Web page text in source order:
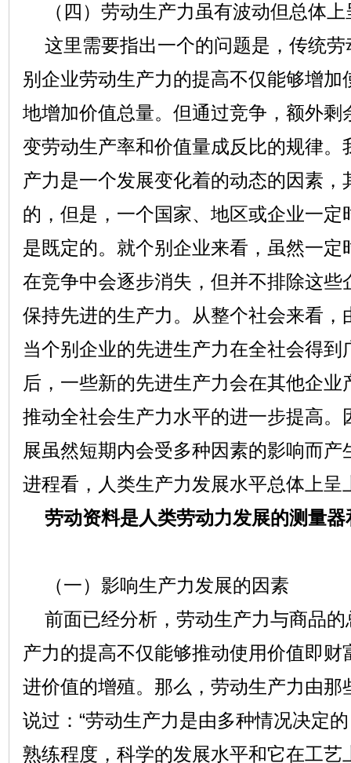
（四）劳动生产力虽有波动但总体上
这里需要指出一个的问题是，传统劳
别企业劳动生产力的提高不仅能够增加
地增加价值总量。但通过竞争，额外剩
变劳动生产率和价值量成反比的规律。
产力是一个发展变化着的动态的因素，
的，但是，一个国家、地区或企业一定
是既定的。就个别企业来看，虽然一定
在竞争中会逐步消失，但并不排除这些
保持先进的生产力。从整个社会来看，
当个别企业的先进生产力在全社会得到
后，一些新的先进生产力会在其他企
推动全社会生产力水平的进一步提高。
展虽然短期内会受多种因素的影响而
进程看，人类生产力发展水平总体上呈
劳动资料是人类劳动力发展的测量器
（一）影响生产力发展的因素
前面已经分析，劳动生产力与商品的
产力的提高不仅能够推动使用价值即财
进价值的增殖。那么，劳动生产力由那
说过：“劳动生产力是由多种情况决定
熟练程度，科学的发展水平和它在工艺